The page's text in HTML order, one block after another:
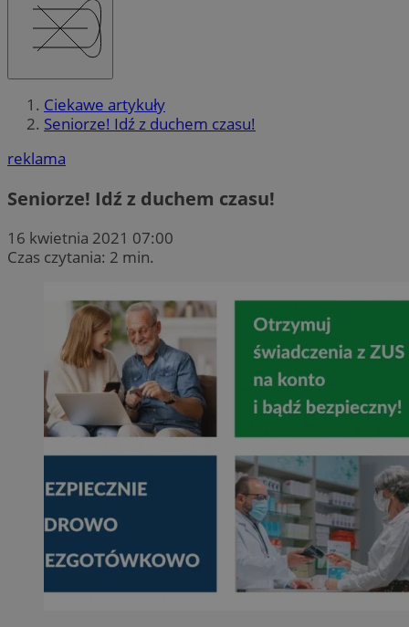
Ciekawe artykuły
Seniorze! Idź z duchem czasu!
reklama
Seniorze! Idź z duchem czasu!
16 kwietnia 2021 07:00
Czas czytania: 2 min.